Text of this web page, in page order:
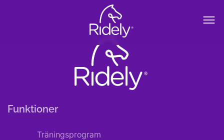
menu
Funktioner
Träningsprogram